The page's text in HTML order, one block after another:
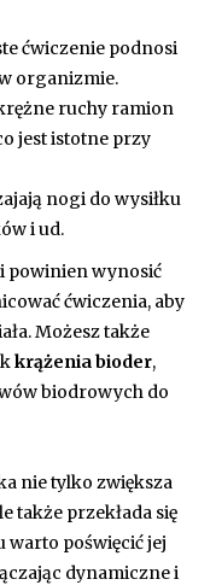
ćwiczenie podnosi
organizmie.
ruchy ramion
jest istotne przy
nogi do wysiłku
i ud.
powinien wynosić
ćwiczenia, aby
Możesz także
krążenia bioder,
biodrowych do
nie tylko zwiększa
także przekłada się
warto poświęcić jej
dynamiczne i